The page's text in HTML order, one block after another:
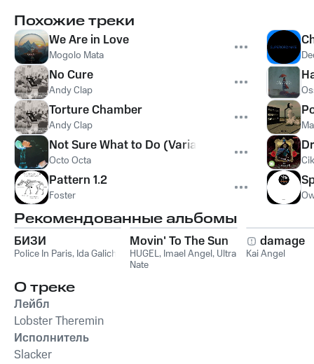
Похожие треки
We Are in Love
Mogolo Mata
No Cure
Andy Clap
Torture Chamber
Andy Clap
Not Sure What to Do (Variation Zoning 4)
Octo Octa
Pattern 1.2
Foster
Рекомендованные альбомы
БИЗИ
Police In Paris, Ida Galich
Movin' To The Sun
HUGEL, Imael Angel, Ultra
Nate
damage
Kai Angel
О треке
Лейбл
Lobster Theremin
Исполнитель
Slacker